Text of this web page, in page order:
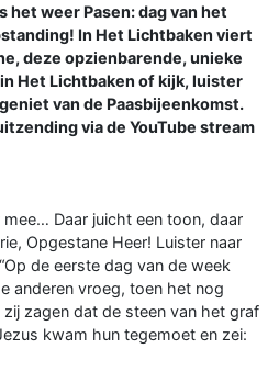
het weer Pasen: dag van het
In Het Lichtbaken viert
deze opzienbarende, unieke
Het Lichtbaken of kijk, luister
van de Paasbijeenkomst.
via de YouTube stream
mee… Daar juicht een toon, daar
Opgestane Heer! Luister naar
de eerste dag van de week
anderen vroeg, toen het nog
zagen dat de steen van het graf
kwam hun tegemoet en zei: